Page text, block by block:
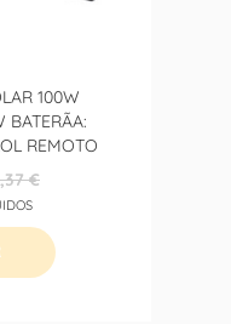
100W
BATERÃ­A:
REMOTO
€